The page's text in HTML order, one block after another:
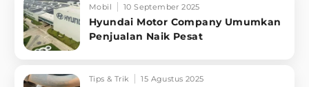
Mobil 10 September 2025
Hyundai Motor Company Umumkan
Penjualan Naik Pesat
Tips & Trik 15 Agustus 2025